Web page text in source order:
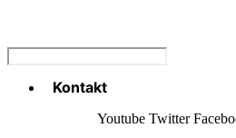
Menü Kontakt
Youtube Twitter